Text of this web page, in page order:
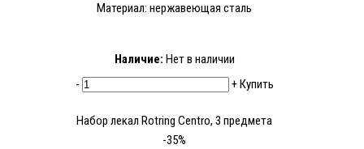
Материал: нержавеющая сталь
Наличие: Нет в наличии
-
+Купить
Набор лекал Rotring Centro, 3 предмета
-35%